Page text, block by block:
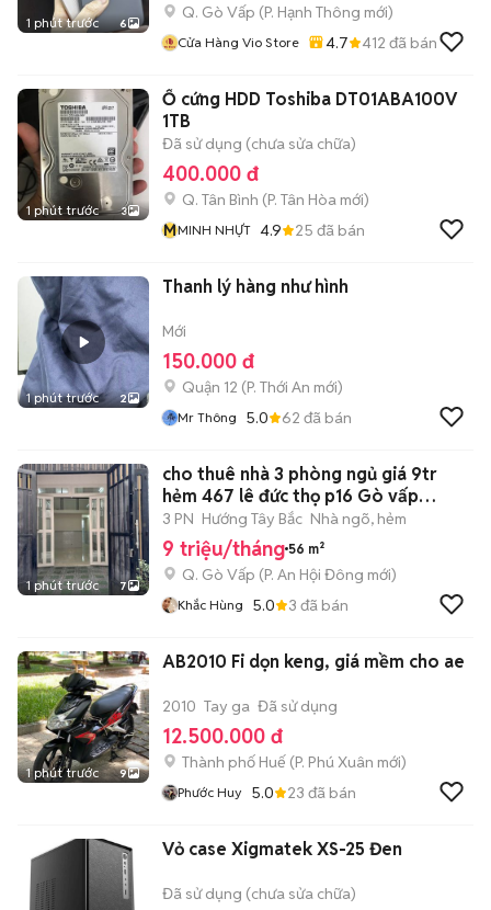
1 phút trước 6
Q. Gò Vấp (P. Hạnh Thông mới)
Cửa Hàng Vio Store 4.7 412 đã bán
1 phút trước 3
Ổ cứng HDD Toshiba DT01ABA100V
1TB
Đã sử dụng (chưa sửa chữa)
400.000 đ
Q. Tân Bình (P. Tân Hòa mới)
MMINH NHỰT 4.9 25 đã bán
1 phút trước 2
Thanh lý hàng như hình
Mới
150.000 đ
Quận 12 (P. Thới An mới)
Mr Thông 5.0 62 đã bán
1 phút trước 7
cho thuê nhà 3 phòng ngủ giá 9tr
hẻm 467 lê đức thọ p16 Gò vấp
3.5x16m
3 PN Hướng Tây Bắc Nhà ngõ, hẻm
9 triệu/tháng 56 m²
Q. Gò Vấp (P. An Hội Đông mới)
Khắc Hùng 5.0 3 đã bán
1 phút trước 9
AB2010 Fi dọn keng, giá mềm cho ae
2010 Tay ga Đã sử dụng
12.500.000 đ
Thành phố Huế (P. Phú Xuân mới)
Phước Huy 5.0 23 đã bán
Vỏ case Xigmatek XS-25 Đen
Đã sử dụng (chưa sửa chữa)